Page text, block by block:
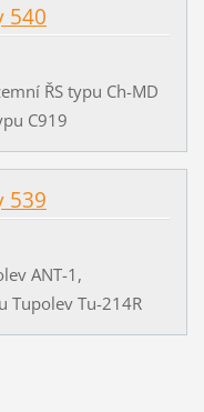
540
ŘS typu Ch-MD
C919
539
ANT-1,
Tupolev Tu-214R